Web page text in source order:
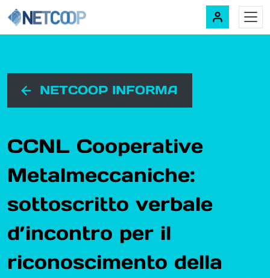
Navigazione principale
NETCOOP INFORMA
CCNL Cooperative
Metalmeccaniche:
sottoscritto verbale
d’incontro per il
riconoscimento della